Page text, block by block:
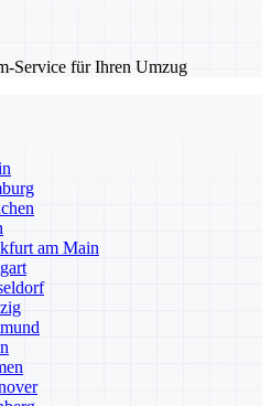
Service für Ihren Umzug
am Main